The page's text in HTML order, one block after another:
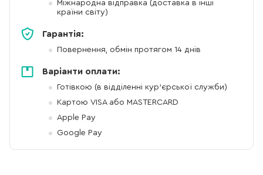
Міжнародна відправка (доставка в інші
країни світу)
Гарантія:
Повернення, обмін протягом 14 днів
Варіанти оплати:
Готівкою (в відділенні кур'єрської служби)
Картою VISA або MASTERCARD
Apple Pay
Google Pay